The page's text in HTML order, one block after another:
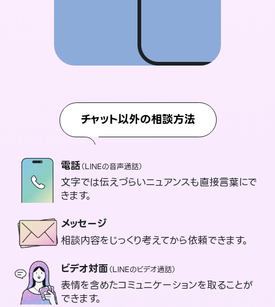
チャット以外の相談方法
電話（LINEの音声通話）
文字では伝えづらいニュアンスも直接言葉にで
きます。
メッセージ
相談内容をじっくり考えてから依頼できます。
ビデオ対面（LINEのビデオ通話）
表情を含めたコミュニケーションを取ることが
できます。